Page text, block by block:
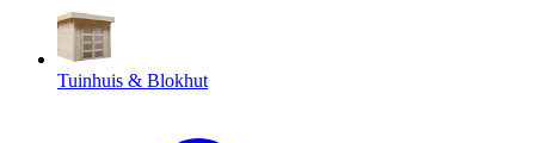
Tuinhuis & Blokhut